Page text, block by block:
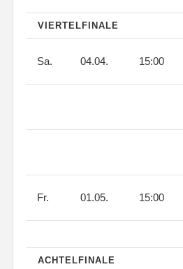
VIERTELFINALE
Sa. 04.04. 15:00
Fr. 01.05. 15:00
ACHTELFINALE